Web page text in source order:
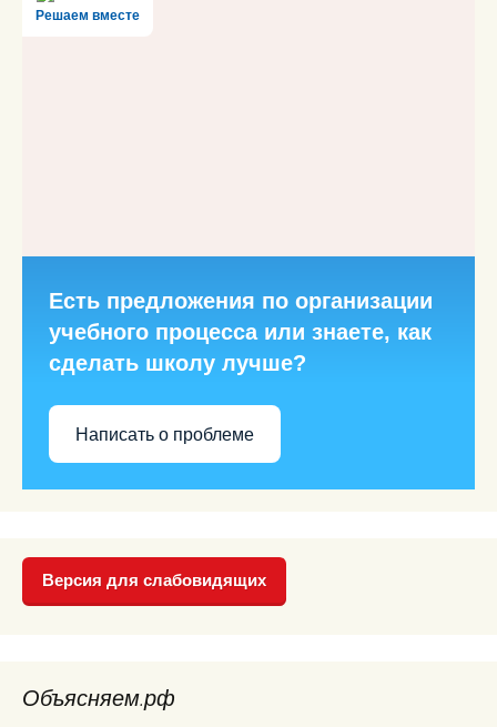
Решаем вместе
Есть предложения по организации
учебного процесса или знаете, как
сделать школу лучше?
Написать о проблеме
Версия для слабовидящих
Объясняем.рф